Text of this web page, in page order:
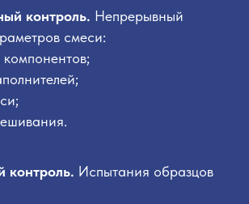
контроль. Непрерывный
смеси:
контроль. Испытания образцов